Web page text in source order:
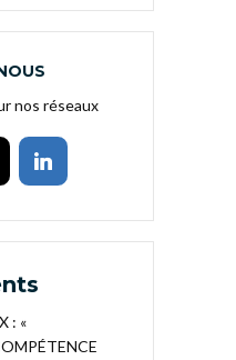
nos réseaux
: «